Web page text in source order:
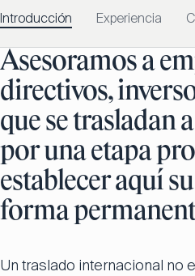
Introducción Experiencia
Asesoramos a
directivos,
que se trasladan
por una etapa
establecer aquí
forma
Un traslado internacional no